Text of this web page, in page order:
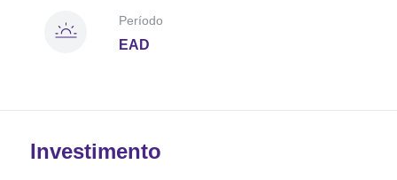
Período
EAD
Investimento